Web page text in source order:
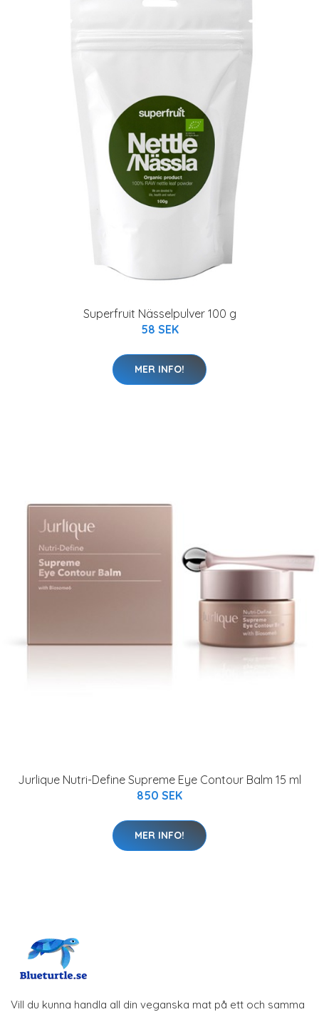
Superfruit Nässelpulver 100 g
58 SEK
MER INFO!
Jurlique Nutri-Define Supreme Eye Contour Balm 15 ml
850 SEK
MER INFO!
Vill du kunna handla all din veganska mat på ett och samma